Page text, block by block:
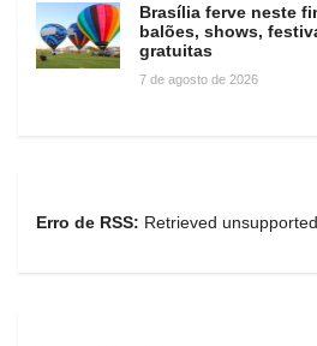
Brasília ferve neste
balões, shows,
gratuitas
7 de agosto de 2026
Erro de RSS: Retrieved